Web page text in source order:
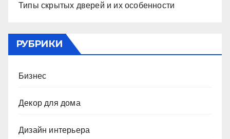
Типы скрытых дверей и их особенности
РУБРИКИ
Бизнес
Декор для дома
Дизайн интерьера